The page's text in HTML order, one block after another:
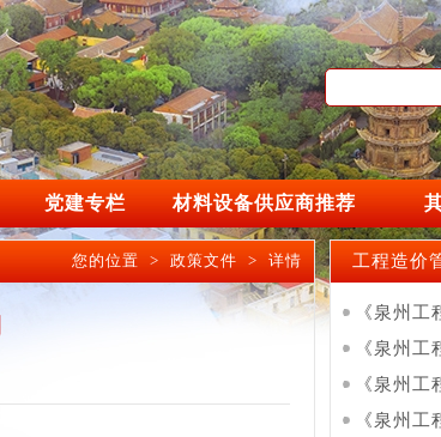
党建专栏 材料设备供应商推荐
您的位置 > 政策文件 > 详情 工程造价
《泉州
《泉州
《泉州
《泉州